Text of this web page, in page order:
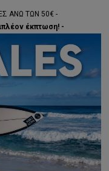
ΑΝΩ ΤΩΝ 50€ -
έκπτωση! -